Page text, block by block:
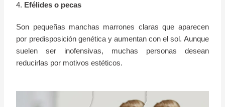
4. Efélides o pecas
Son pequeñas manchas marrones claras que aparecen
por predisposición genética y aumentan con el sol. Aunque
suelen ser inofensivas, muchas personas desean
reducirlas por motivos estéticos.